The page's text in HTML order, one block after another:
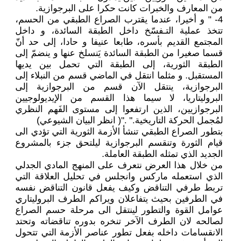
من المعارف والخبرات كانت حكرا على البرجوازية.
4- " و أخيرا، عندما يقترب الصراع الطبقي من الحسم،
تتخذ عملية التـفسّخ داخل الطبقة السائدة، و داخل
المجتمع القديم بأسره، طابعا عنيفا و حادا، إلى حد أنّ
قسما صغيرا من الطبقة السائدة يَنسلخ عنها و ينضمّ إلى
الطبقة الثورية، إلى الطبقة التي تحمل بين يديها
المستقبل. و مثلما انتقل في الماضي قسم من النبلاء إلى
البرجوازية، ينتقل الآن قسم من البرجوازية إلى
البروليتاريا، لا سيما هذا القسم من الإيديولوجيين
البرجوازيين، الذين ارتفعوا إلى مستوى الفَهم النظري
لمُجمل الحركة التاريخية." ."( انظر البيان الشيوعي)
بتطور الصراع الطبقي تنشأ الأزمة الثورية التي تؤدي الى
قيام الثورة وتنقسم البرجوازية ليلتحق جزء بالمشروع
الجديد الذي تمثله الطبقة العاملة.
من خلال هذا العرض نتعرف على المنهج المادي الجدلي
الذي استعمله ماركس وانجلس في تحليل العلاقة التي
تربط طرفي التناقض وكيف يفعل قانون التناقض نفسه
في الطرفين بحيث يتفاعلان ويراكم الطرف البروليتاري
عوامل القوة والتطور لينتقل الى مرحلة حسم الصراع
لصالحه لان الطرف الآخر تنخره بدوره تناقضاته وتحتد
الانقسامات داخله بفعل تطور عناصر الأزمة التي تتحول